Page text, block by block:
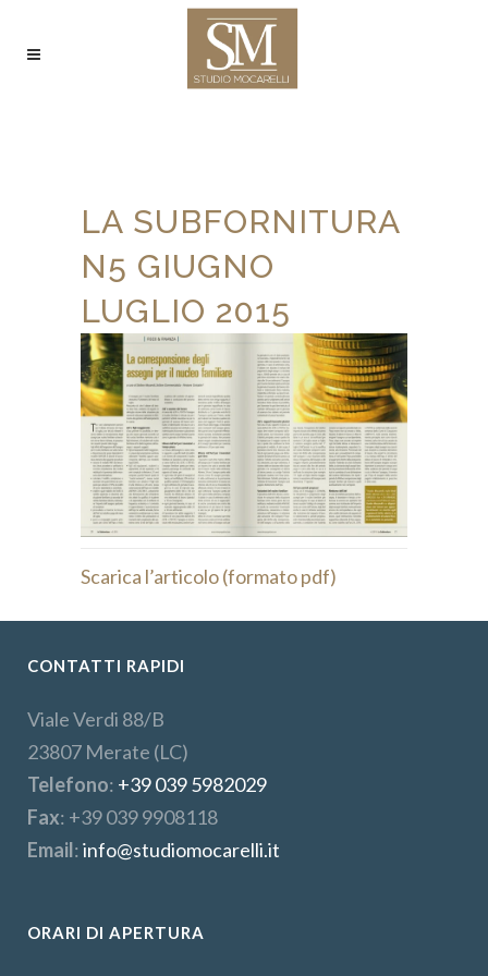
LA SUBFORNITURA
N5 GIUGNO
LUGLIO 2015
Scarica l’articolo (formato pdf)
CONTATTI RAPIDI
Viale Verdi 88/B
23807 Merate (LC)
Telefono: +39 039 5982029
Fax: +39 039 9908118
Email:info@studiomocarelli.it
ORARI DI APERTURA